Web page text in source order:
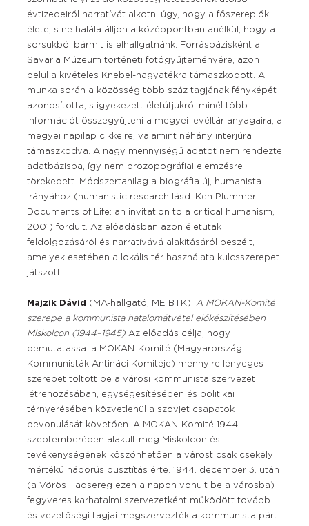
évtizedeiről narratívát alkotni úgy, hogy a főszereplők
élete, s ne halála álljon a középpontban anélkül, hogy a
sorsukból bármit is elhallgatnánk. Forrásbázisként a
Savaria Múzeum történeti fotógyűjteményére, azon
belül a kivételes Knebel-hagyatékra támaszkodott. A
munka során a közösség több száz tagjának fényképét
azonosította, s igyekezett életútjukról minél több
információt összegyűjteni a megyei levéltár anyagaira, a
megyei napilap cikkeire, valamint néhány interjúra
támaszkodva. A nagy mennyiségű adatot nem rendezte
adatbázisba, így nem prozopográfiai elemzésre
törekedett. Módszertanilag a biográfia új, humanista
irányához (humanistic research lásd: Ken Plummer:
Documents of Life: an invitation to a critical humanism,
2001) fordult. Az előadásban azon életutak
feldolgozásáról és narratívává alakításáról beszélt,
amelyek esetében a lokális tér használata kulcsszerepet
játszott.
Majzik Dávid (MA-hallgató, ME BTK): A MOKAN-Komité
szerepe a kommunista hatalomátvétel előkészítésében
Miskolcon (1944–1945) Az előadás célja, hogy
bemutatassa: a MOKAN-Komité (Magyarországi
Kommunisták Antináci Komitéje) mennyire lényeges
szerepet töltött be a városi kommunista szervezet
létrehozásában, egységesítésében és politikai
térnyerésében közvetlenül a szovjet csapatok
bevonulását követően. A MOKAN-Komité 1944
szeptemberében alakult meg Miskolcon és
tevékenységének köszönhetően a várost csak csekély
mértékű háborús pusztítás érte. 1944. december 3. után
(a Vörös Hadsereg ezen a napon vonult be a városba)
fegyveres karhatalmi szervezetként működött tovább
és vezetőségi tagjai megszervezték a kommunista párt